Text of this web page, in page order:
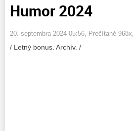
Humor 2024
20. septembra 2024 05:56 , Prečítané 968x,
/ Letný bonus. Archív. /